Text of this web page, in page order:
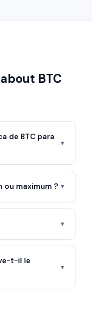
BTC
de BTC para
▼
maximum ? ▼
▼
t-il le
▼